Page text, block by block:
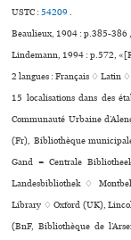
USTC :54209.
Beaulieux, 1904 : p.385-386
Lindemann, 1994 : p.572,
2 langues :Français ♢Latin ♢
15 localisations dans des
Communauté Urbaine
(Fr), Bibliothèque
Gand = Centrale
Landesbibliothek ♢
Library ♢ Oxford (UK),
(BnF, Bibliothèque de